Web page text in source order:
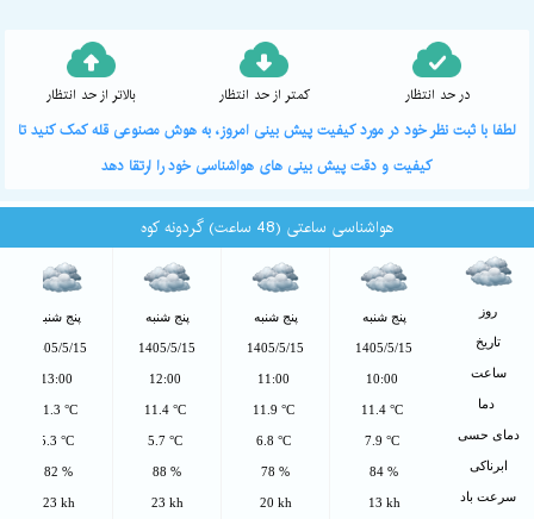
بالاتر از حد انتظار کمتر از حد انتظار در حد انتظار
لطفا با ثبت نظر خود در مورد کیفیت پیش بینی امروز، به هوش مصنوعی قله کمک کنید تا
کیفیت و دقت پیش بینی های هواشناسی خود را ارتقا دهد
هواشناسی ساعتی (48 ساعت) گردونه کوه
روز
تاریخ
ساعت
دمای حسی
ابرناکی
سرعت باد
پنج شنبه
1405/5/15
10:00
11.4 °C
7.9 °C
84 %
13 kh
پنج شنبه
1405/5/15
11:00
11.9 °C
6.8 °C
78 %
20 kh
پنج شنبه
1405/5/15
12:00
11.4 °C
5.7 °C
88 %
23 kh
پنج شنبه
1405/5/15
13:00
11.3 °C
5.3 °C
82 %
23 kh